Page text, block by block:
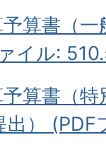
算書（
イル:
算書（
出）